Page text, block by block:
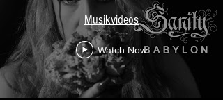
Musikvideos
Watch Now